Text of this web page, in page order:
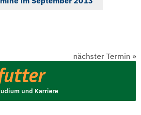
nächster Termin »
und Karriere